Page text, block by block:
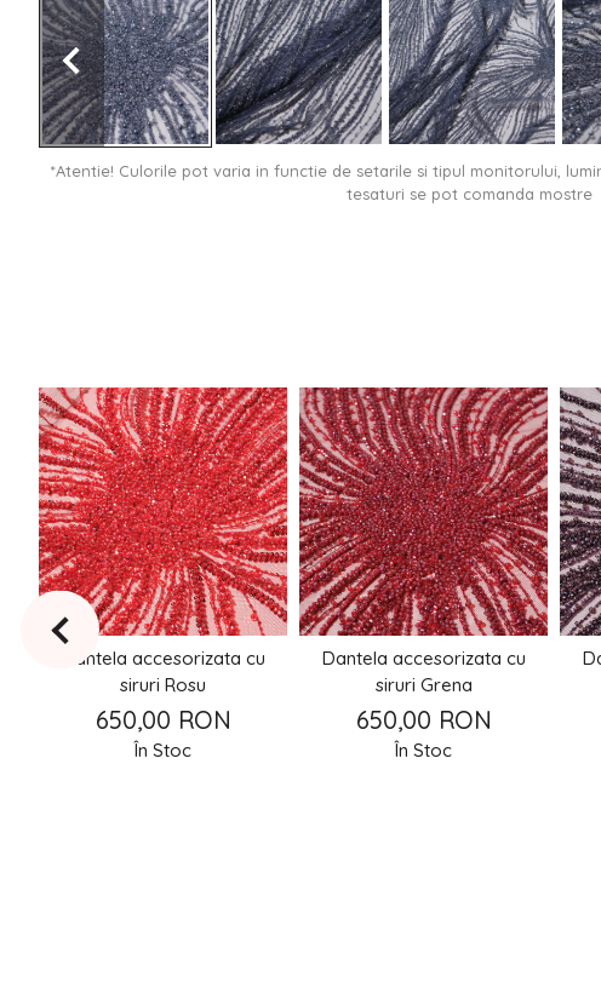
*Atentie! Culorile pot varia in functie de setarile si tipul monitorului,
tesaturi se pot comanda mostre
Dantela accesorizata cu
siruri Rosu
650,00 RON
În Stoc
Dantela accesorizata cu
siruri Grena
650,00 RON
În Stoc